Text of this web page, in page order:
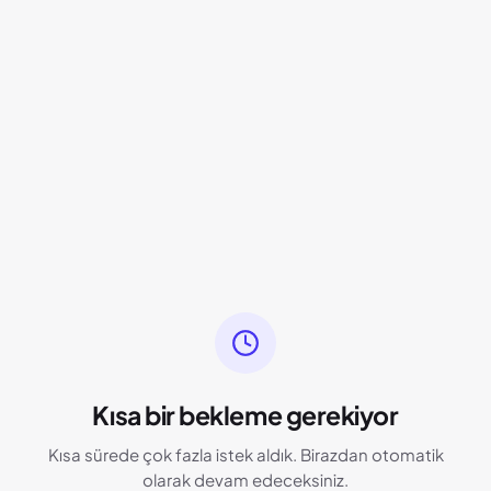
Kısa bir bekleme gerekiyor
Kısa sürede çok fazla istek aldık. Birazdan otomatik
olarak devam edeceksiniz.